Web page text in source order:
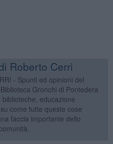
Roberto Cerri
- Spunti ed opinioni del
Gronchi di Pontedera
educazione
come tutte queste cose
faccia importante dello